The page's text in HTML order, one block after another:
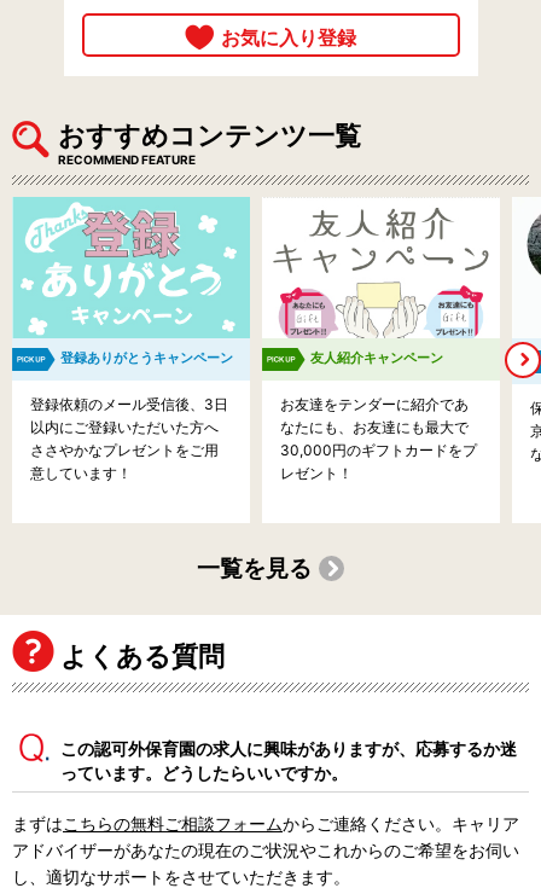
おすすめコンテンツ一覧
RECOMMEND FEATURE
登録ありがとうキャンペーン
登録依頼のメール受信後、3日
以内にご登録いただいた方へ
ささやかなプレゼントをご用
意しています！
友人紹介キャンペーン
お友達をテンダーに紹介であ
なたにも、お友達にも最大で
30,000円のギフトカードをプ
レゼント！
一覧を見る
よくある質問
この認可外保育園の求人に興味がありますが、応募するか迷
っています。どうしたらいいですか。
まずはこちらの無料ご相談フォームからご連絡ください。キャリア
アドバイザーがあなたの現在のご状況やこれからのご希望をお伺い
し、適切なサポートをさせていただきます。